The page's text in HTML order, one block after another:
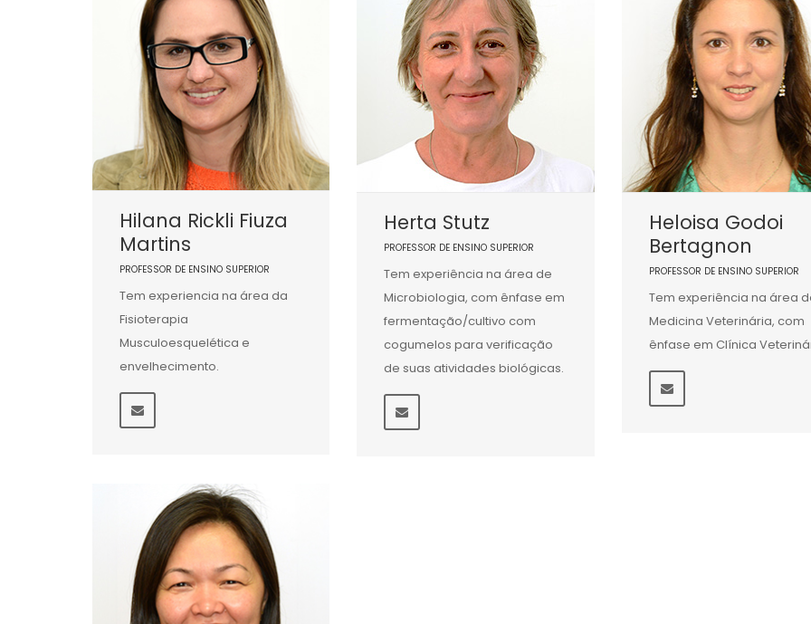
Hilana Rickli Fiuza
Martins
PROFESSOR DE ENSINO SUPERIOR
Tem experiencia na área da
Fisioterapia
Musculoesquelética e
envelhecimento.
Herta Stutz
PROFESSOR DE ENSINO SUPERIOR
Tem experiência na área de
Microbiologia, com ênfase em
fermentação/cultivo com
cogumelos para verificação
de suas atividades biológicas.
Heloisa Godoi
Bertagnon
PROFESSOR DE ENSINO SUPERIOR
Tem experiência na área
Medicina Veterinária, com
ênfase em Clínica